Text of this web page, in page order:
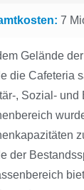
7
Gelände
die Cafeteria
, Sozial- und
der